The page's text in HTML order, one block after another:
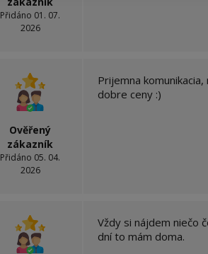
Přidáno 01. 07.
2026
Ověřený
zákazník
Přidáno 05. 04.
2026
Prijemna
dobre ceny :)
Vždy si nájdem niečo
dní to mám doma.